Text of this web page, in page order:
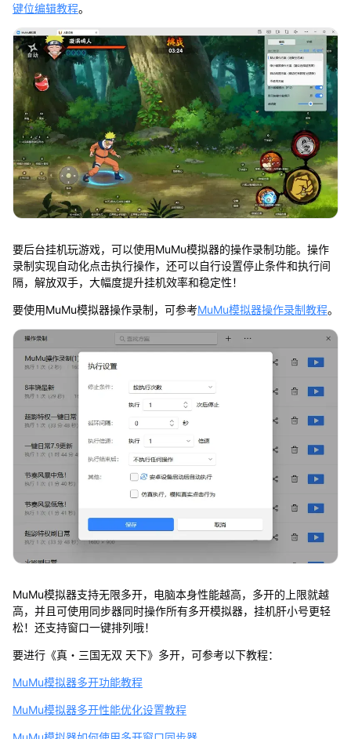
键位编辑教程。
要后台挂机玩游戏，可以使用MuMu模拟器的操作录制功能。操作
录制实现自动化点击执行操作，还可以自行设置停止条件和执行间
隔，解放双手，大幅度提升挂机效率和稳定性！
要使用MuMu模拟器操作录制，可参考MuMu模拟器操作录制教程。
MuMu模拟器支持无限多开，电脑本身性能越高，多开的上限就越
高，并且可使用同步器同时操作所有多开模拟器，挂机肝小号更轻
松！还支持窗口一键排列哦！
要进行《真・三国无双 天下》多开，可参考以下教程：
MuMu模拟器多开功能教程
MuMu模拟器多开性能优化设置教程